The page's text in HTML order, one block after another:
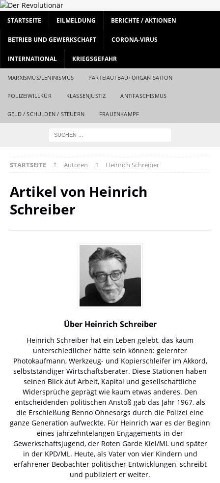
STARTSEITE EILMELDUNG BERICHTE / AKTIONEN
BETRIEB UND GEWERKSCHAFT CORONA-VIRUS
INTERNATIONAL KRIEGSGEFAHR
MARXISMUS/LENINISMUS PARTEIAUFBAU+ORGANISATION
POLIZEIWILLKÜR KLASSENJUSTIZ ANTIFASCHISMUS
GELD / SCHULDEN / STEUERN FRAUENKAMPF
STARTSEITE Autoren Heinrich Schreiber
Artikel von Heinrich
Schreiber
Über Heinrich Schreiber
Heinrich Schreiber hat ein Leben gelebt, das kaum
unterschiedlicher hätte sein können: gelernter
Photokaufmann, Werkzeug- und Kopierschleifer im Akkord,
selbstständiger Wirtschaftsberater. Diese Stationen haben
seinen Blick auf Arbeit, Kapital und gesellschaftliche
Widersprüche geprägt wie kaum etwas anderes. Den
entscheidenden politischen Anstoß gab das Jahr 1967, als
die Erschießung Benno Ohnesorgs durch die Polizei eine
ganze Generation aufweckte. Für Heinrich war es der Beginn
eines jahrzehntelangen Engagements in der
Gewerkschaftsjugend, der Roten Garde Kiel/ML und später
in der KPD/ML. Heute, als Vater von vier Kindern und
erfahrener Beobachter politischer Entwicklungen, schreibt
und publiziert er weiter.